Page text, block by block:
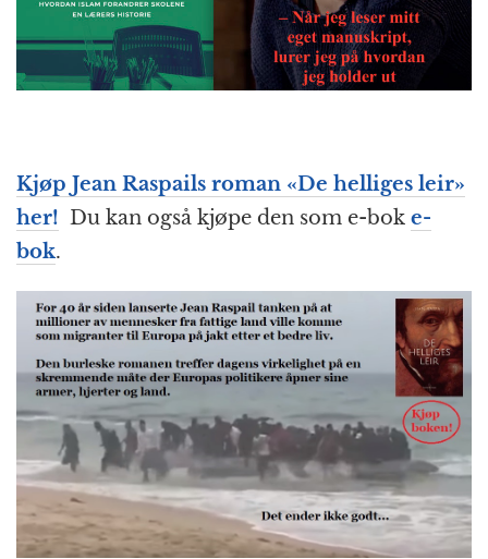
Kjøp Jean Raspails roman «De helliges leir»
her! Du kan også kjøpe den som e-bok e-
bok.